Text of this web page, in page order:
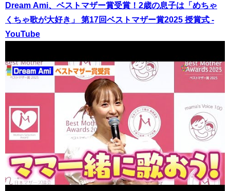
Dream Ami、ベストマザー賞受賞！2歳の息子は「めちゃ
くちゃ歌が大好き」 第17回ベストマザー賞2025 授賞式 -
YouTube